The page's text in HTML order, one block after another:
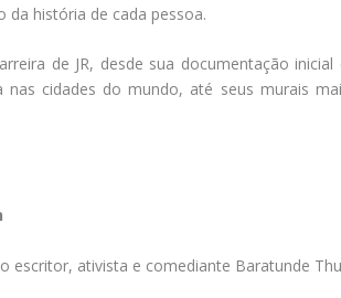
da história de cada pessoa.
de JR, desde sua documentação
nas cidades do mundo, até seus murais
escritor, ativista e comediante Baratunde